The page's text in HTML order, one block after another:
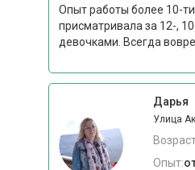
Опыт работы более 10-ти
присматривала за 12-,
девочками. Всегда
Дарья
Улица
Опыт: